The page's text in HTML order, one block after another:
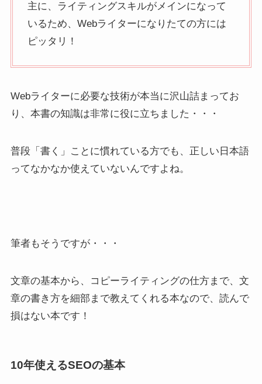
主に、ライティングスキルがメインになって
いるため、Webライターになりたての方には
ピッタリ！
Webライターに必要な技術が本当に沢山詰まってお
り、本書の知識は非常に役に立ちました・・・
普段「書く」ことに慣れている方でも、正しい日本語
ってなかなか使えていないんですよね。
筆者もそうですが・・・
文章の基本から、コピーライティングの仕方まで、文
章の書き方を細部まで教えてくれる本なので、読んで
損はない本です！
10年使えるSEOの基本